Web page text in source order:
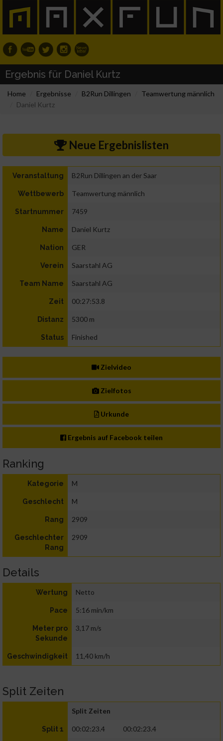
Ergebnis für Daniel Kurtz
Home Ergebnisse B2Run Dillingen
Teamwertung männlich
Daniel Kurtz
Neue Ergebnislisten
Veranstaltung B2Run Dillingen an der Saar
Wettbewerb Teamwertung männlich
Startnummer 7459
Name Daniel Kurtz
Nation GER
Verein Saarstahl AG
Team Name Saarstahl AG
Zeit 00:27:53.8
Distanz 5300 m
Status Finished
Zielvideo
Zielfotos
Urkunde
Ergebnis auf Facebook teilen
Ranking
Kategorie M
Geschlecht M
Rang 2909
Geschlechter
Rang
2909
Details
Wertung Netto
Pace 5:16 min/km
Meter pro
Sekunde
3,17 m/s
Geschwindigkeit 11,40 km/h
Split Zeiten
Split Zeiten
Split 1 00:02:23.4 00:02:23.4